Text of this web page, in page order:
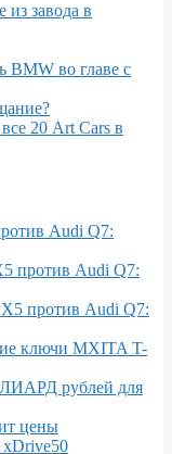
из завода в
BMW во главе с
20 Art Cars в
Audi Q7:
против Audi Q7:
против Audi Q7:
ключи MXITA T-
рублей для
цены